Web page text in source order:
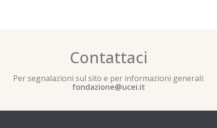
Contattaci
Per segnalazioni sul sito e per informazioni generali:
fondazione@ucei.it